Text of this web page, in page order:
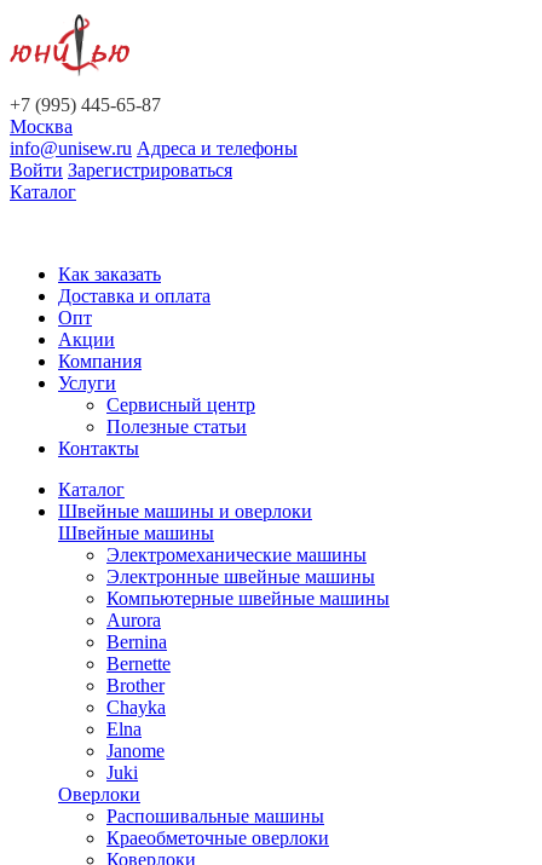
+7 (995) 445-65-87
Москва
info@unisew.ru Адреса и телефоны
Войти Зарегистрироваться
Каталог
Как заказать
Доставка и оплата
Опт
Акции
Компания
Услуги
Сервисный центр
Полезные статьи
Контакты
Каталог
Швейные машины и оверлоки
Швейные машины
Электромеханические машины
Электронные швейные машины
Компьютерные швейные машины
Aurora
Bernina
Bernette
Brother
Chayka
Elna
Janome
Juki
Оверлоки
Распошивальные машины
Краеобметочные оверлоки
Коверлоки